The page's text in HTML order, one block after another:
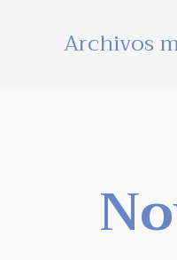
Archivos